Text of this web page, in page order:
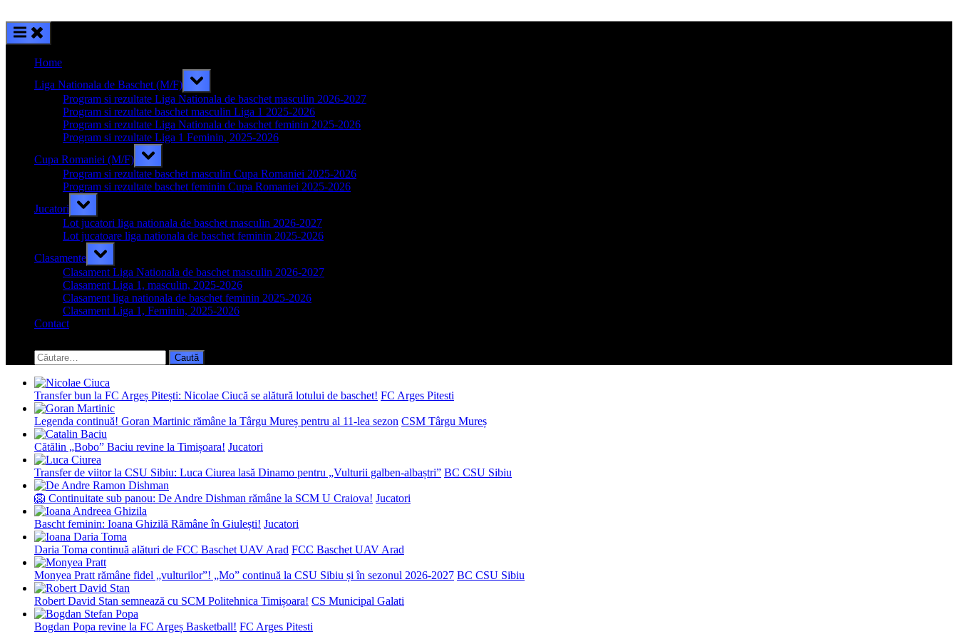
Home
Liga Nationala de Baschet (M/F)
Toggle
sub-
menu
Program si rezultate Liga Nationala de baschet masculin 2026-2027
Program si rezultate baschet masculin Liga 1 2025-2026
Program si rezultate Liga Nationala de baschet feminin 2025-2026
Program si rezultate Liga 1 Feminin, 2025-2026
Cupa Romaniei (M/F)
Toggle
sub-
menu
Program si rezultate baschet masculin Cupa Romaniei 2025-2026
Program si rezultate baschet feminin Cupa Romaniei 2025-2026
Jucatori
Toggle
sub-
menu
Lot jucatori liga nationala de baschet masculin 2026-2027
Lot jucatoare liga nationala de baschet feminin 2025-2026
Clasamente
Toggle
sub-
menu
Clasament Liga Nationala de baschet masculin 2026-2027
Clasament Liga 1, masculin, 2025-2026
Clasament liga nationala de baschet feminin 2025-2026
Clasament Liga 1, Feminin, 2025-2026
Contact
search
form
Caută
după:
Transfer bun la FC Argeș Pitești: Nicolae Ciucă se alătură lotului de baschet! FC Arges Pitesti
Legenda continuă! Goran Martinic rămâne la Târgu Mureș pentru al 11-lea sezon CSM Târgu Mureș
Cătălin „Bobo” Baciu revine la Timișoara! Jucatori
Transfer de viitor la CSU Sibiu: Luca Ciurea lasă Dinamo pentru „Vulturii galben-albaștri” BC CSU Sibiu
🦁 Continuitate sub panou: De Andre Dishman rămâne la SCM U Craiova! Jucatori
Bascht feminin: Ioana Ghizilă Rămâne în Giulești! Jucatori
Daria Toma continuă alături de FCC Baschet UAV Arad FCC Baschet UAV Arad
Monyea Pratt rămâne fidel „vulturilor”! „Mo” continuă la CSU Sibiu și în sezonul 2026-2027 BC CSU Sibiu
Robert David Stan semnează cu SCM Politehnica Timișoara! CS Municipal Galati
Bogdan Popa revine la FC Argeș Basketball! FC Arges Pitesti